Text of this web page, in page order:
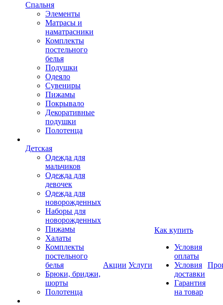
Спальня
Элементы
Матрасы и
наматрасники
Комплекты
постельного
белья
Подушки
Одеяло
Сувениры
Пижамы
Покрывало
Декоративные
подушки
Полотенца
Детская
Одежда для
мальчиков
Одежда для
девочек
Одежда для
новорожденных
Наборы для
новорожденных
Пижамы
Халаты
Комплекты
постельного
белья
Брюки, бриджи,
шорты
Полотенца
Акции Услуги
Как купить
Условия
оплаты
Условия
доставки
Гарантия
на товар